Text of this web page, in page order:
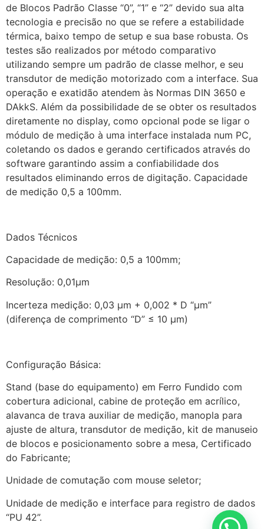
de Blocos Padrão Classe “0”, “1” e “2” devido sua alta
tecnologia e precisão no que se refere a estabilidade
térmica, baixo tempo de setup e sua base robusta. Os
testes são realizados por método comparativo
utilizando sempre um padrão de classe melhor, e seu
transdutor de medição motorizado com a interface. Sua
operação e exatidão atendem às Normas DIN 3650 e
DAkkS. Além da possibilidade de se obter os resultados
diretamente no display, como opcional pode se ligar o
módulo de medição à uma interface instalada num PC,
coletando os dados e gerando certificados através do
software garantindo assim a confiabilidade dos
resultados eliminando erros de digitação. Capacidade
de medição 0,5 a 100mm.
Dados Técnicos
Capacidade de medição: 0,5 a 100mm;
Resolução: 0,01µm
Incerteza medição: 0,03 μm + 0,002 * D “μm”
(diferença de comprimento “D” ≤ 10 μm)
Configuração Básica:
Stand (base do equipamento) em Ferro Fundido com
cobertura adicional, cabine de proteção em acrílico,
alavanca de trava auxiliar de medição, manopla para
ajuste de altura, transdutor de medição, kit de manuseio
de blocos e posicionamento sobre a mesa, Certificado
do Fabricante;
Unidade de comutação com mouse seletor;
Unidade de medição e interface para registro de dados
“PU 42”.